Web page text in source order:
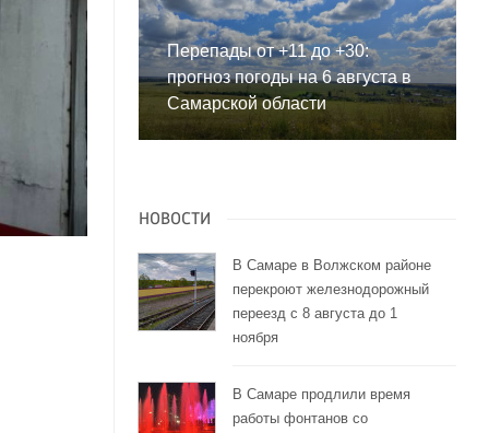
Перепады от +11 до +30:
прогноз погоды на 6 августа в
Самарской области
НОВОСТИ
В Самаре в Волжском районе
перекроют железнодорожный
переезд с 8 августа до 1
ноября
В Самаре продлили время
работы фонтанов со